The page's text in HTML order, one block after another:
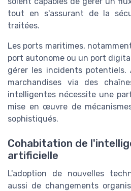
tout en s'assurant de la
traitées.
Les ports maritimes,
port autonome ou un port
gérer les incidents potentiels.
marchandises via des
intelligentes nécessite une
mise en œuvre de
sophistiqués.
Cohabitation de
artificielle
L'adoption de nouvelles
aussi de changements